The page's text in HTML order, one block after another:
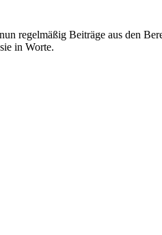
regelmäßig Beiträge aus den
in Worte.